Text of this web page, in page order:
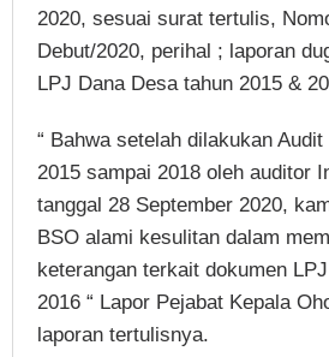
2020, sesuai surat tertulis,
Debut/2020, perihal ; laporan
LPJ Dana Desa tahun 2015 &
“ Bahwa setelah dilakukan
2015 sampai 2018 oleh auditor
tanggal 28 September 2020,
BSO alami kesulitan dalam
keterangan terkait dokumen
2016 “ Lapor Pejabat Kepala
laporan tertulisnya.